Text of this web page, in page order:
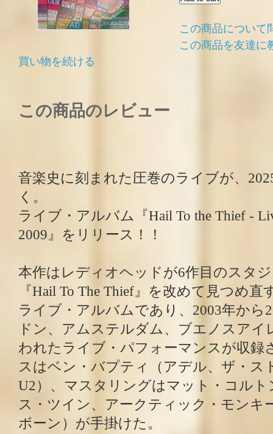
この商品について
この商品を友達に
買い物を続ける
この商品のレビュー
音楽史に刻まれた圧巻のライブが、
く。
ライブ・アルバム『Hail To the Thief -
2009』をリリース！！
本作はレディオヘッドが6作目のスタ
『Hail To The Thief』を改めて見つめ
ライブ・アルバムであり、2003年から
ドン、アムステルダム、ブエノスアイ
われたライブ・パフォーマンスが収録
スはベン・バプティ（アデル、ザ・ス
U2）、マスタリングはマット・コル
ス・ツイン、アークティック・モンキ
ボーン）が手掛けた。